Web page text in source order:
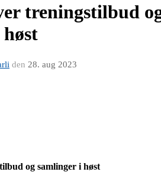
treningstilbud
den 28. aug 2023
og samlinger i høst